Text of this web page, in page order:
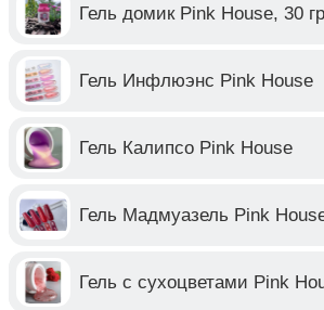
Гель домик Pink House, 30 гр
Гель Инфлюэнс Pink House
Гель Калипсо Pink House
Гель Мадмуазель Pink
Гель с сухоцветами Pink